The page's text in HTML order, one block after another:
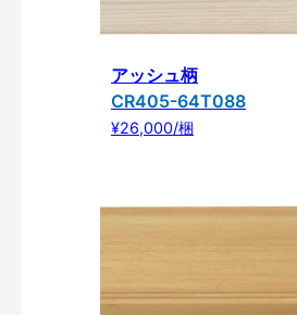
アッシュ柄
CR405-64T088
¥26,000/梱